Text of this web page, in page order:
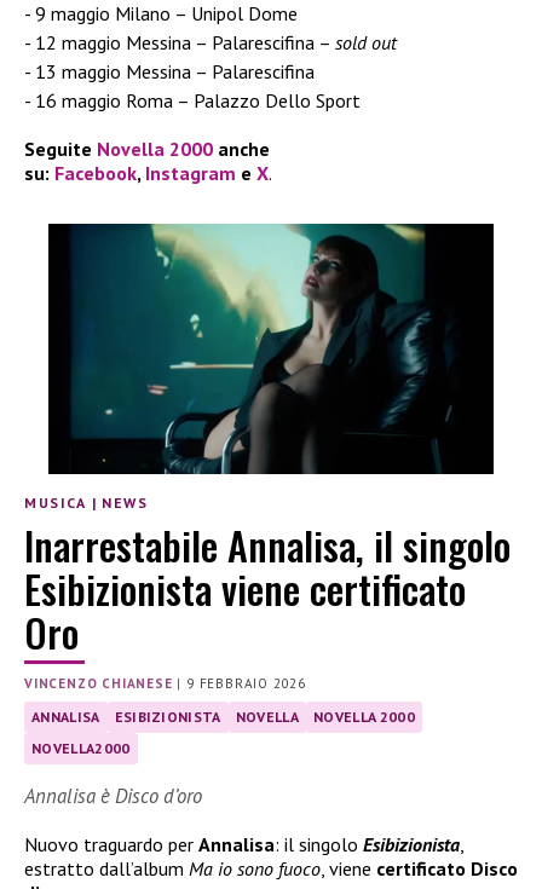
9 maggio Milano – Unipol Dome
12 maggio Messina – Palarescifina – sold out
13 maggio Messina – Palarescifina
16 maggio Roma – Palazzo Dello Sport
Seguite Novella 2000 anche
su: Facebook, Instagram e X.
MUSICA | NEWS
Inarrestabile Annalisa, il singolo
Esibizionista viene certificato
Oro
VINCENZO CHIANESE | 9 FEBBRAIO 2026
ANNALISA ESIBIZIONISTA NOVELLA
NOVELLA 2000
NOVELLA2000
Annalisa è Disco d’oro
Nuovo traguardo per Annalisa: il singolo Esibizionista,
estratto dall’album Ma io sono fuoco, viene certificato Disco